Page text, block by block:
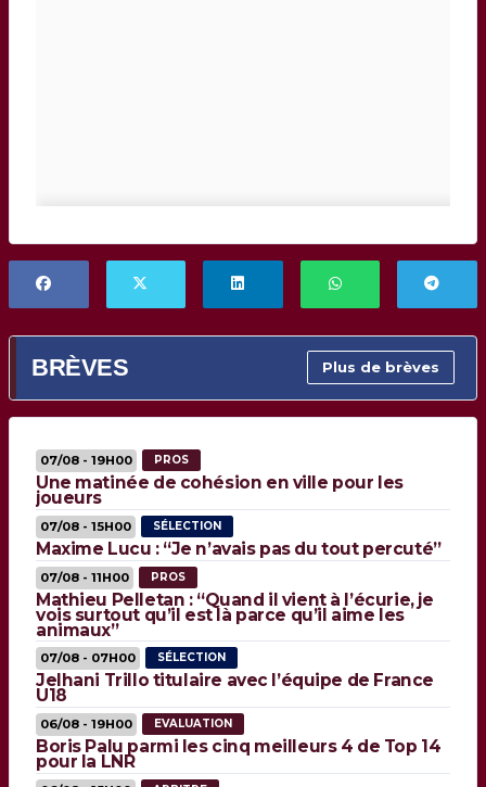
BRÈVES Plus de brèves
07/08 - 19H00 PROS
Une matinée de cohésion en ville pour les
joueurs
07/08 - 15H00 SÉLECTION
Maxime Lucu : “Je n’avais pas du tout percuté”
07/08 - 11H00 PROS
Mathieu Pelletan : “Quand il vient à l’écurie, je
vois surtout qu’il est là parce qu’il aime les
animaux”
07/08 - 07H00 SÉLECTION
Jelhani Trillo titulaire avec l’équipe de France
U18
06/08 - 19H00 EVALUATION
Boris Palu parmi les cinq meilleurs 4 de Top 14
pour la LNR